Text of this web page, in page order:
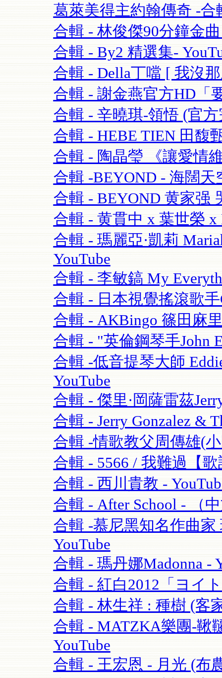
葛萊美得主約翰傳奇 -合
合輯 - 林俊傑90分鐘金
合輯 - By2 精選集-
合輯 - Della丁噹 [ 我沒
合輯 - 謝金燕官方HD「
合輯 - 辛曉琪-領悟 (官
合輯 - HEBE TIEN 田馥
合輯 - 陶晶瑩 《讓愛情
合輯 -BEYOND - 海闊天
合輯 - BEYOND 黄家强
合輯 - 黄貫中 x 葉世榮 x
合輯 - 瑪麗亞·凱莉
YouTube
合輯 - 李敏鎬 My
合輯 - 日本視覺搖滾歌手
合輯 - AKBingo 篠田麻
合輯 - "英倫鋼琴手John
合輯 -低音提琴大師
YouTube
合輯 - 傑里·岡薩雷茲
合輯 - Jerry Gonzalez &
合輯 -情歌教父周傳雄(
合輯 - 5566 / 我難過【
合輯 - 西川貴教 -
合輯 - After School - （
合輯 -慕尼黑知名作曲家
YouTube
合輯 - 瑪丹娜Madonna -
合輯 - 紅白2012「ヨイ
合輯 - 林生祥 : 種樹 (客
合輯 - MATZKA樂團-鞦
YouTube
合輯 - 王宏恩 - 月光 (布